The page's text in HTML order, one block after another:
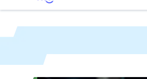
Agência
Sebrae
Notícias